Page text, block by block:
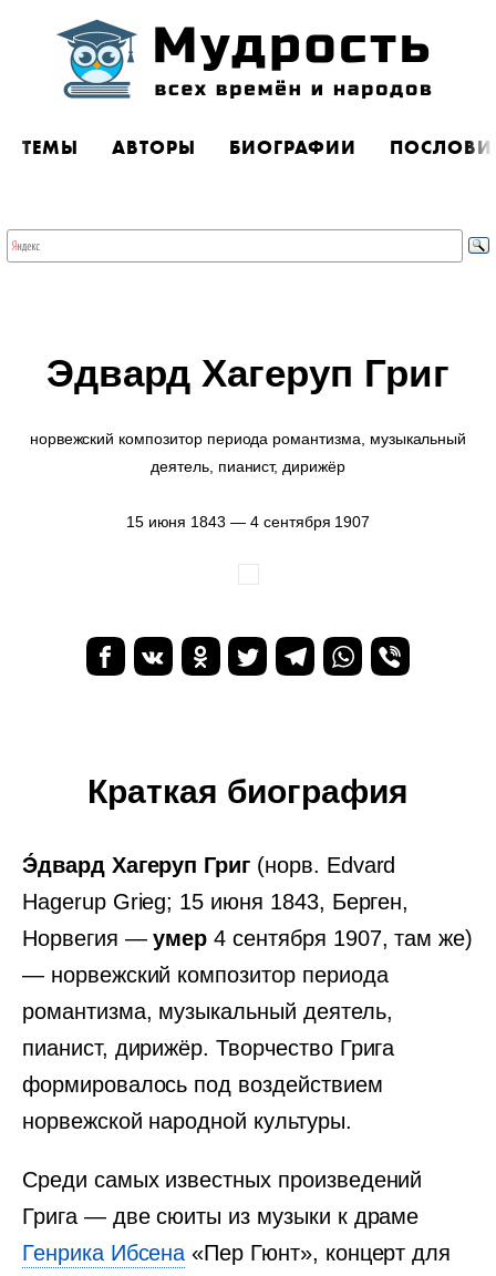
ТЕМЫ АВТОРЫ БИОГРАФИИ
Эдвард Хагеруп Григ
норвежский композитор периода романтизма, музыкальный
деятель, пианист, дирижёр
15 июня 1843 — 4 сентября 1907
Краткая биография
Э́двард Хагеруп Григ (норв. Edvard
Hagerup Grieg; 15 июня 1843, Берген,
Норвегия —умер 4 сентября 1907, там же)
— норвежский композитор периода
романтизма, музыкальный деятель,
пианист, дирижёр. Творчество Грига
формировалось под воздействием
норвежской народной культуры.
Среди самых известных произведений
Грига — две сюиты из музыки к драме
Генрика Ибсена «Пер Гюнт», концерт для